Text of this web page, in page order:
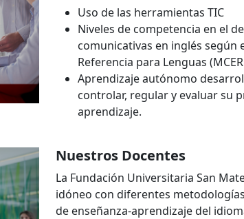
Uso de las herramientas TIC
Niveles de competencia en el
comunicativas en inglés según
Referencia para Lenguas
Aprendizaje autónomo
controlar, regular y evaluar su
aprendizaje.
Nuestros Docentes
La Fundación Universitaria San
idóneo con diferentes
de enseñanza-aprendizaje del